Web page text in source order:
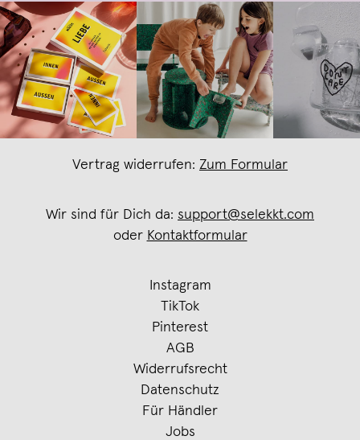
Vertrag widerrufen: Zum Formular
Wir sind für Dich da: support@selekkt.com
oder Kontaktformular
Instagram
TikTok
Pinterest
AGB
Widerrufsrecht
Datenschutz
Für Händler
Jobs